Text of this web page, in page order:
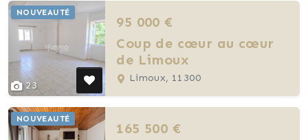
23
NOUVEAUTÉ
95 000 €
Coup de cœur au cœur
de Limoux
Limoux, 11300
NOUVEAUTÉ
165 500 €